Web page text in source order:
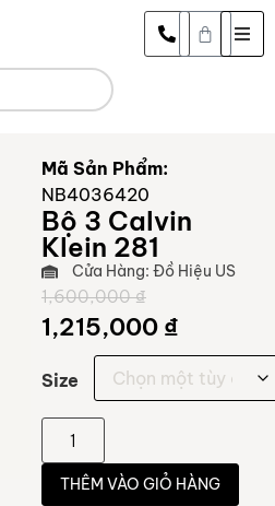
Mã Sản Phẩm:
NB4036420
Bộ 3 Calvin
Klein 281
Cửa Hàng: Đồ Hiệu US
1,600,000₫
1,215,000 ₫
Size
THÊM VÀO GIỎ HÀNG